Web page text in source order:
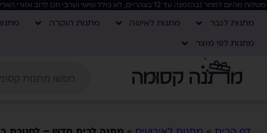
משלוח מהיום למחר (בהזמנה עד 12 בצהריים, לא כולל שישי וערבי חג) לרוב אזורי הארץ, בקניה מעל 400 ש"ח המשלוח חינם!
מתנות לגבר מתנות לאישה מתנות הוקרה
מתנות לפי מוצר